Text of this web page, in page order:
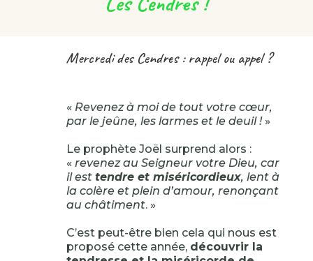
Mercredi des Cendres : rappel ou appel ?
« Revenez à moi de tout votre cœur,
par le jeûne, les larmes et le deuil !»
Le prophète Joël surprend alors :
« revenez au Seigneur votre Dieu, car
il est tendre et miséricordieux, lent à
la colère et plein d’amour, renonçant
au châtiment. »
C’est peut-être bien cela qui nous est
proposé cette année, découvrir la